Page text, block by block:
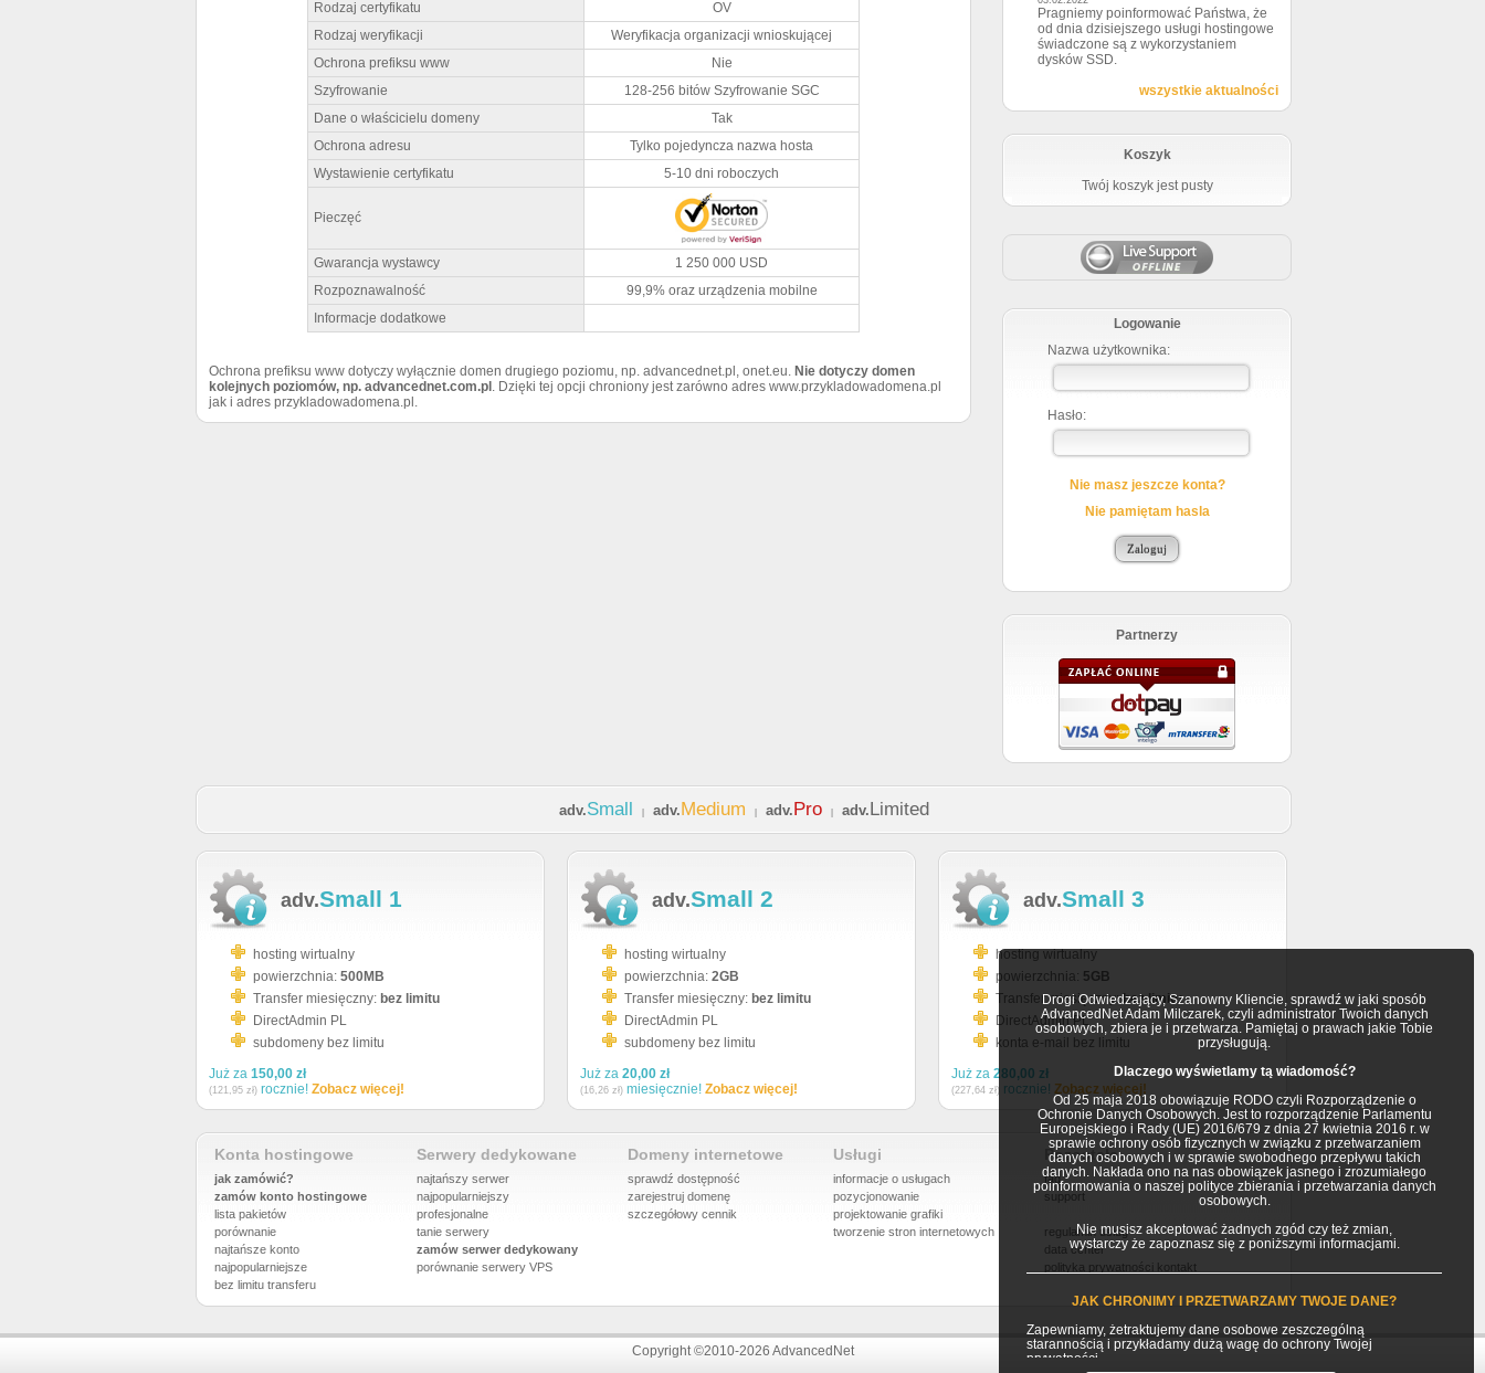
Drogi Odwiedzający, Szanowny Kliencie, sprawdź w jaki sposób
AdvancedNet Adam Milczarek, czyli administrator Twoich danych
osobowych, zbiera je i przetwarza. Pamiętaj o prawach jakie Tobie
przysługują.
Dlaczego wyświetlamy tą wiadomość?
Od 25 maja 2018 obowiązuje RODO czyli Rozporządzenie o
Ochronie Danych Osobowych. Jest to rozporządzenie Parlamentu
Europejskiego i Rady (UE) 2016/679 z dnia 27 kwietnia 2016 r. w
sprawie ochrony osób fizycznych w związku z przetwarzaniem
danych osobowych i w sprawie swobodnego przepływu takich
danych. Nakłada ono na nas obowiązek jasnego i zrozumiałego
poinformowania o naszej polityce zbierania i przetwarzania danych
osobowych.
Nie musisz akceptować żadnych zgód czy też zmian,
wystarczy że zapoznasz się z poniższymi informacjami.
JAK CHRONIMY I PRZETWARZAMY TWOJE DANE?
Zapewniamy, żetraktujemy dane osobowe zeszczególną
starannością i przykładamy dużą wagę do ochrony Twojej
prywatności.
Pragniemy poinformować Państwa, że
od dnia dzisiejszego usługi hostingowe
świadczone są z wykorzystaniem
dysków SSD.
wszystkie aktualności
Koszyk
Twój koszyk jest pusty
Logowanie
Nazwa użytkownika:
Hasło:
Nie masz jeszcze konta?
Nie pamiętam hasla
Partnerzy
Rodzaj certyfikatu
OV
Rodzaj weryfikacji
Weryfikacja organizacji wnioskującej
Ochrona prefiksu www
Nie
Szyfrowanie
128-256 bitów Szyfrowanie SGC
Dane o właścicielu domeny
Tak
Ochrona adresu
Tylko pojedyncza nazwa hosta
Wystawienie certyfikatu
5-10 dni roboczych
Pieczęć
Gwarancja wystawcy
1 250 000 USD
Rozpoznawalność
99,9% oraz urządzenia mobilne
Informacje dodatkowe
Ochrona prefiksu www dotyczy wyłącznie domen drugiego poziomu, np. advancednet.pl, onet.eu. Nie dotyczy domen
kolejnych poziomów, np. advancednet.com.pl . Dzięki tej opcji chroniony jest zarówno adres www.przykladowadomena.pl
jak i adres przykladowadomena.pl.
adv.Small adv.Medium adv.Pro adv.Limited
adv.Small 1
hosting wirtualny
powierzchnia: 500MB
Transfer miesięczny: bez limitu
DirectAdmin PL
subdomeny bez limitu
Już za 150,00 zł
(121,95 zł) rocznie! Zobacz więcej!
adv.Small 2
hosting wirtualny
powierzchnia: 2GB
Transfer miesięczny: bez limitu
DirectAdmin PL
subdomeny bez limitu
Już za 20,00 zł
(16,26 zł) miesięcznie! Zobacz więcej!
adv.Small 3
hosting wirtualny
powierzchnia: 5GB
Transfer miesięczny:bez limitu
DirectAdmin PL
konta e-mail bez limitu
Już za 280,00 zł
(227,64 zł) rocznie! Zobacz więcej!
Konta hostingowe
jak zamówić?
zamów konto hostingowe
lista pakietów
porównanie
najtańsze konto
najpopularniejsze
bez limitu transferu
Serwery dedykowane
najtańszy serwer
najpopularniejszy
profesjonalne
tanie serwery
zamów serwer dedykowany
porównanie serwery VPS
Domeny internetowe
sprawdź dostępność
zarejestruj domenę
szczegółowy cennik
Usługi
informacje o usługach
pozycjonowanie
projektowanie grafiki
tworzenie stron internetowych
Pozostałe
faq
support
regulamin usług
data center
polityka prywatności kontakt
Copyright ©2010-2026 AdvancedNet